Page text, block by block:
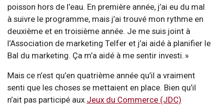
poisson hors de l’eau. En première année, j’ai eu du mal
à suivre le programme, mais j’ai trouvé mon rythme en
deuxième et en troisième année. Je me suis joint à
l’Association de marketing Telfer et j’ai aidé à planifier le
Bal du marketing. Ça m’a aidé à me sentir investi. »
Mais ce n’est qu’en quatrième année qu’il a vraiment
senti que les choses se mettaient en place. Bien qu’il
n’ait pas participé aux Jeux du Commerce (JDC)